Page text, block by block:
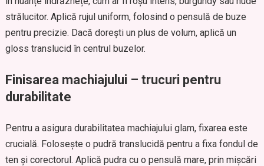
strălucitor. Aplică rujul uniform, folosind o pensulă de buze
pentru precizie. Dacă dorești un plus de volum, aplică un
gloss translucid în centrul buzelor.
Finisarea machiajului – trucuri pentru
durabilitate
Pentru a asigura durabilitatea machiajului glam, fixarea este
crucială. Folosește o pudră translucidă pentru a fixa fondul de
ten și corectorul. Aplică pudra cu o pensulă mare, prin mișcări